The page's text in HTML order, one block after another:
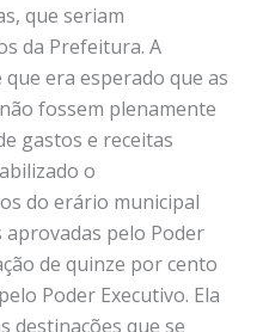
que seriam
da Prefeitura. A
era esperado que as
fossem plenamente
gastos e receitas
o
do erário municipal
pelo Poder
de quinze por cento
Poder Executivo. Ela
destinações que se